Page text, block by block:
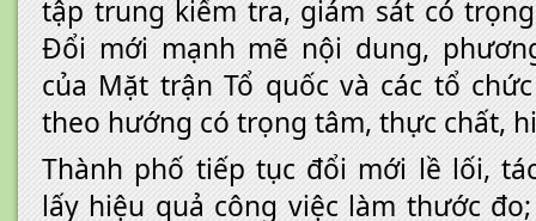
tập trung kiểm tra, giám sát có
Đổi mới mạnh mẽ nội dung,
của Mặt trận Tổ quốc và các tổ
theo hướng có trọng tâm, thực chất,
Thành phố tiếp tục đổi mới lề lối,
lấy hiệu quả công việc làm thước